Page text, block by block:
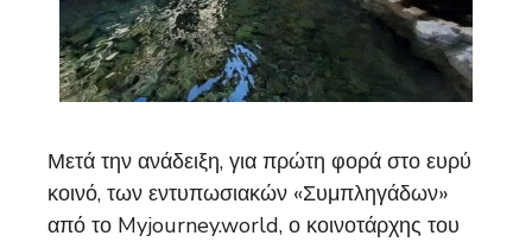
Μετά την ανάδειξη, για πρώτη φορά στο ευρύ
κοινό, των εντυπωσιακών «Συμπληγάδων»
από το Myjourney.world, ο κοινοτάρχης του